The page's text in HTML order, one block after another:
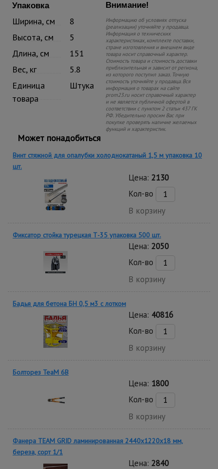
Упаковка
Ширина, см
8
Высота, см
5
Длина, см
151
Вес, кг
5.8
Единица
товара
Штука
Внимание!
Информацию об условиях отпуска
(реализации) уточняйте у продавца.
Информация о технических
характеристиках, комплекте поставки,
стране изготовления и внешнем виде
товара носит справочный характер.
Стоимость товара и стоимость доставки
приблизительная и зависит от региона,
из которого поступил заказ. Точную
стоимость уточняйте у продавца. Вся
информация о товарах на сайте
prom23.ru носит справочный характер
и не является публичной офертой в
соответствии с пунктом 2 статьи 437 ГК
РФ. Убедительно просим Вас при
покупке проверять наличие желаемых
функций и характеристик.
Может понадобиться
Винт стяжной для опалубки холоднокатаный 1,5 м упаковка 10
шт.
Цена: 2130
Кол-во
В корзину
Фиксатор стойка турецкая Т-35 упаковка 500 шт.
Цена: 2050
Кол-во
В корзину
Бадья для бетона БН 0,5 м3 с лотком
Цена: 40816
Кол-во
В корзину
Болторез TeaM 6B
Цена: 1800
Кол-во
В корзину
Фанера TEAM GRID ламинированная 2440х1220х18 мм,
береза, сорт 1/1
Цена: 2840